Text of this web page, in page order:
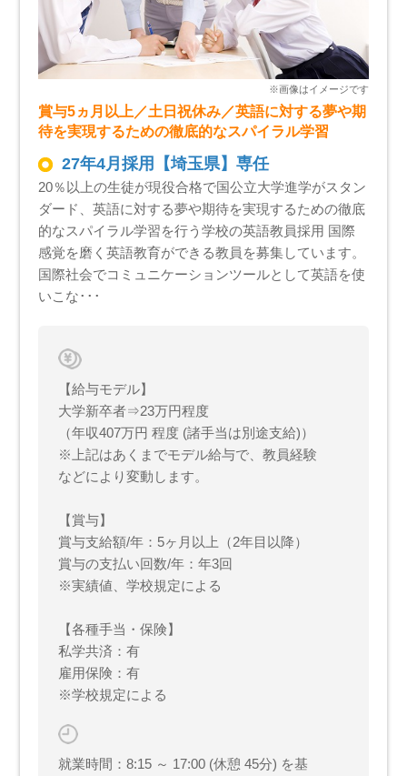
賞与5ヵ月以上／土日祝休み／英語に対する夢や期
待を実現するための徹底的なスパイラル学習
27年4月採用【埼玉県】専任
20％以上の生徒が現役合格で国公立大学進学がスタン
ダード、英語に対する夢や期待を実現するための徹底
的なスパイラル学習を行う学校の英語教員採用 国際
感覚を磨く英語教育ができる教員を募集しています。
国際社会でコミュニケーションツールとして英語を使
いこな･･･
【給与モデル】
大学新卒者⇒23万円程度
（年収407万円 程度 (諸手当は別途支給)）
※上記はあくまでモデル給与で、教員経験
などにより変動します。
【賞与】
賞与支給額/年：5ヶ月以上（2年目以降）
賞与の支払い回数/年：年3回
※実績値、学校規定による
【各種手当・保険】
私学共済：有
雇用保険：有
※学校規定による
就業時間：8:15 ～ 17:00 (休憩 45分) を基